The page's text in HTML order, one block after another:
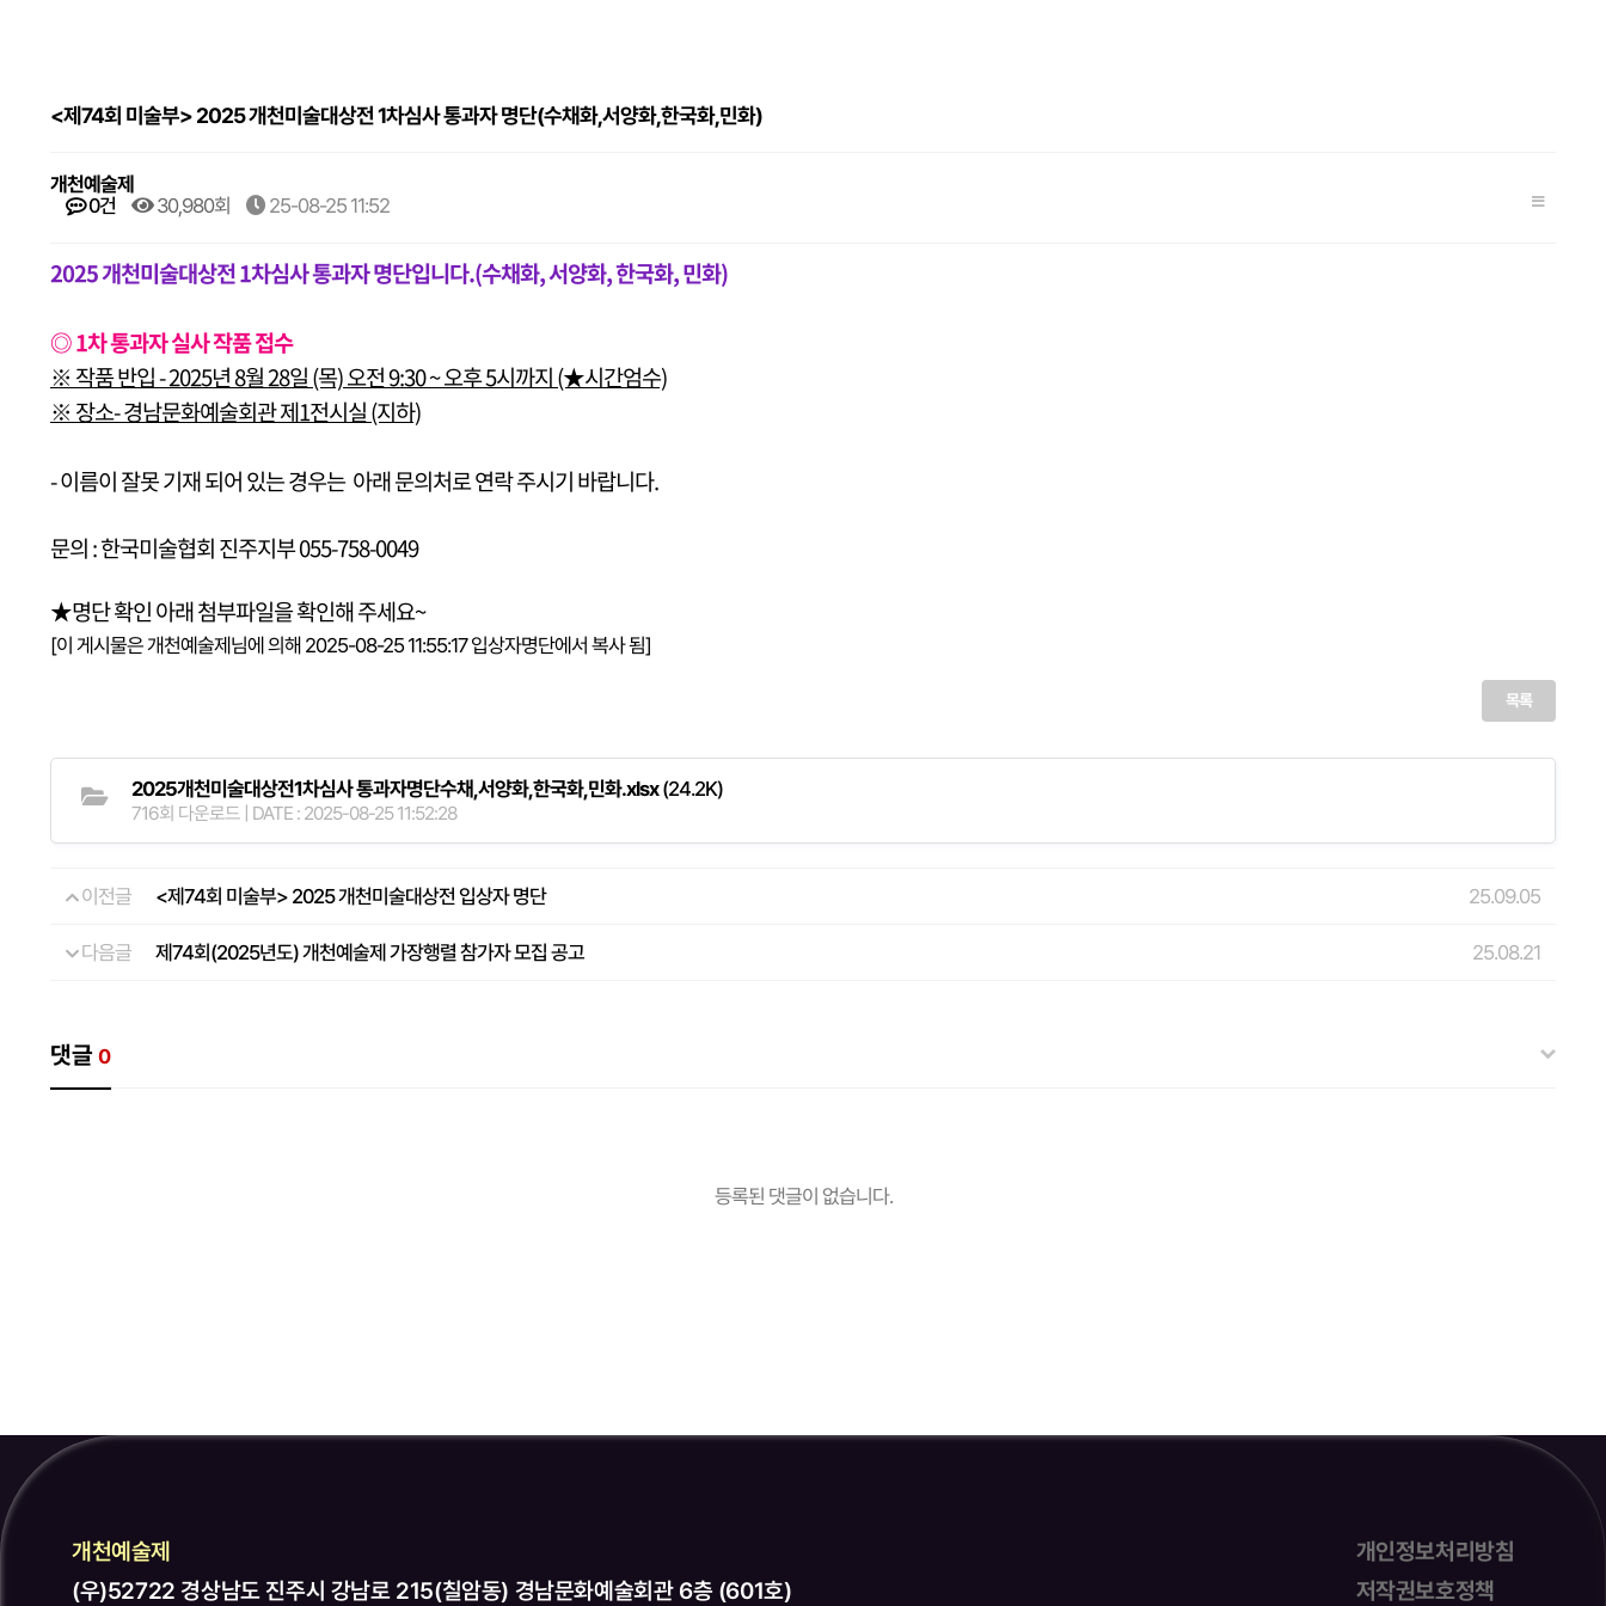
<제74회 미술부> 2025 개천미술대상전 1차심사 통과자 명단(수채화,서양화,한국화,민화)
개천예술제
0건
30,980회 25-08-25 11:52
2025 개천미술대상전 1차심사 통과자 명단입니다.(수채화, 서양화, 한국화, 민화)
◎ 1차 통과자 실사 작품 접수
※ 작품 반입 - 2025년 8월 28일 (목) 오전 9:30 ~ 오후 5시까지 (★시간엄수)
※ 장소- 경남문화예술회관 제1전시실 (지하)
- 이름이 잘못 기재 되어 있는 경우는 아래 문의처로 연락 주시기 바랍니다.
문의 : 한국미술협회 진주지부 055-758-0049
★명단 확인 아래 첨부파일을 확인해 주세요~
[이 게시물은 개천예술제님에 의해 2025-08-25 11:55:17 입상자명단에서 복사 됨]
목록
2025개천미술대상전1차심사 통과자명단수채,서양화,한국화,민화.xlsx(24.2K)
716회 다운로드 | DATE : 2025-08-25 11:52:28
이전글 <제74회 미술부> 2025 개천미술대상전 입상자 명단 25.09.05
다음글 제74회(2025년도) 개천예술제 가장행렬 참가자 모집 공고 25.08.21
댓글 0
등록된 댓글이 없습니다.
개천예술제
(우)52722 경상남도 진주시 강남로 215(칠암동) 경남문화예술회관 6층 (601호)
개인정보처리방침
저작권보호정책